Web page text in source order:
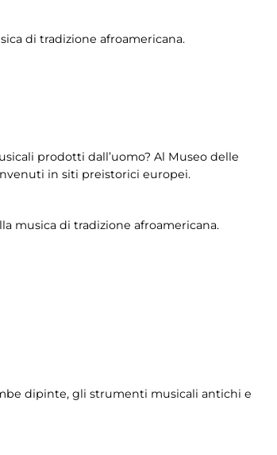
di tradizione afroamericana.
prodotti dall’uomo? Al Museo delle
in siti preistorici europei.
musica di tradizione afroamericana.
dipinte, gli strumenti musicali antichi e